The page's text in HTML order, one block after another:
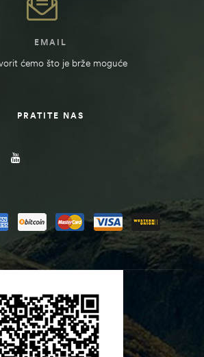
EMAIL
ćemo što je brže moguće
PRATITE NAS